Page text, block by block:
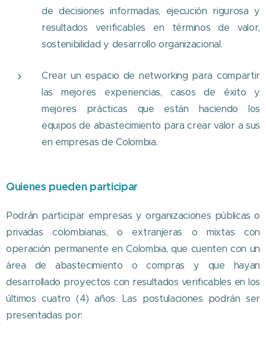
de decisiones informadas, ejecución rigurosa y
resultados verificables en términos de valor,
sostenibilidad y desarrollo organizacional.
Crear un espacio de networking para compartir
las mejores experiencias, casos de éxito y
mejores prácticas que están haciendo los
equipos de abastecimiento para crear valor a sus
en empresas de Colombia.
Quienes pueden participar
Podrán participar empresas y organizaciones públicas o
privadas colombianas, o extranjeras o mixtas con
operación permanente en Colombia, que cuenten con un
área de abastecimiento o compras y que hayan
desarrollado proyectos con resultados verificables en los
últimos cuatro (4) años. Las postulaciones podrán ser
presentadas por: